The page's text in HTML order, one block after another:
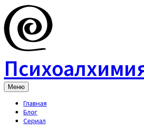
Skip
to
content
Меню
Главная
Блог
Сериал